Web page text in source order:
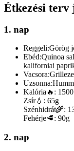
Étkezési terv
1. nap
Reggeli:Görög
Ebéd:Quinoa
kaliforniai
Vacsora:
Uzsonna:
Kalória 🔥: 1500
Zsír💧: 65g
Szénhidrát🌾:
Fehérje🥩: 90g
2. nap